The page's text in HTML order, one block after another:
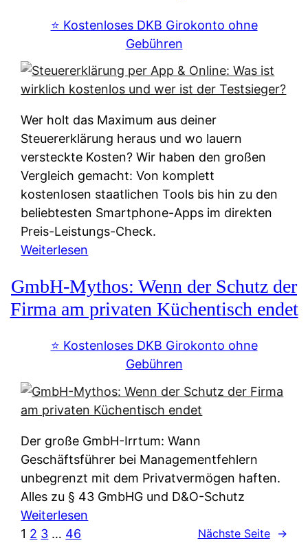
e
u
s
u
n
f
t
e
i
e
W
e
r
s
i
c
h
e
t
g
s
y
t
e
m
M
I
R
:
W
e
u
d
n
w
l
c
h
e
n
⭐️ Kostenloses DKB Girokonto ohne
Gebühren
Wer holt das Maximum aus deiner
Steuererklärung heraus und wo lauern
versteckte Kosten? Wir haben den großen
Vergleich gemacht: Von komplett
kostenlosen staatlichen Tools bis hin zu den
beliebtesten Smartphone-Apps im direkten
Preis-Leistungs-Check.
Weiterlesen
t
e
u
e
r
k
l
ä
u
GmbH-Mythos: Wenn der Schutz der
Firma am privaten Küchentisch endet
⭐️ Kostenloses DKB Girokonto ohne
Gebühren
Der große GmbH-Irrtum: Wann
Geschäftsführer bei Managementfehlern
unbegrenzt mit dem Privatvermögen haften.
Alles zu § 43 GmbHG und D&O-Schutz
Weiterlesen
1 2 3 … 46 Nächste Seite →